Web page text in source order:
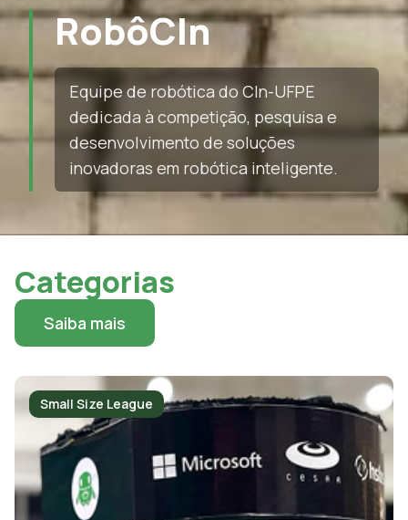
RobôCIn
Equipe de robótica do CIn-UFPE
dedicada à competição, pesquisa e
desenvolvimento de soluções
inovadoras em robótica inteligente.
Categorias
Saiba mais
Small Size League